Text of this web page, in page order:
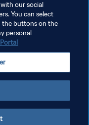
our social
You can select
the buttons on the
personal